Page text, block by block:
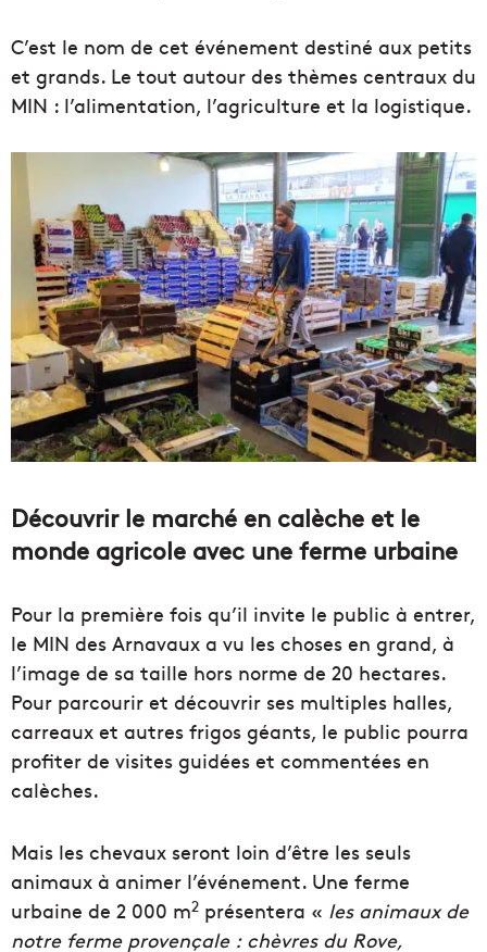
C’est le nom de cet événement destiné aux petits
et grands. Le tout autour des thèmes centraux du
MIN : l’alimentation, l’agriculture et la logistique.
Découvrir le marché en calèche et le
monde agricole avec une ferme urbaine
Pour la première fois qu’il invite le public à entrer,
le MIN des Arnavaux a vu les choses en grand, à
l’image de sa taille hors norme de 20 hectares.
Pour parcourir et découvrir ses multiples halles,
carreaux et autres frigos géants, le public pourra
profiter de visites guidées et commentées en
calèches.
Mais les chevaux seront loin d’être les seuls
animaux à animer l’événement. Une ferme
urbaine de 2 000 m2 présentera « les animaux de
notre ferme provençale : chèvres du Rove,